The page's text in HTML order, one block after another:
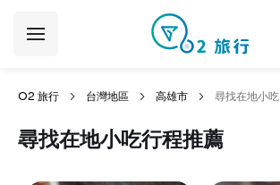
O2 旅行 台灣地區 高雄市 尋找在地小吃
尋找在地小吃行程推薦